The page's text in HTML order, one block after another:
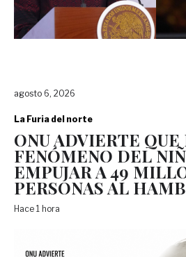
agosto 6, 2026
La Furia del norte
ONU ADVIERTE QUE
FENÓMENO DEL
EMPUJAR A 49
PERSONAS AL
Hace 1 hora